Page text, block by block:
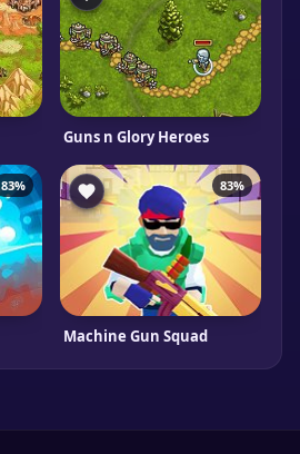
Guns n Glory Heroes
83% 83%
Machine Gun Squad